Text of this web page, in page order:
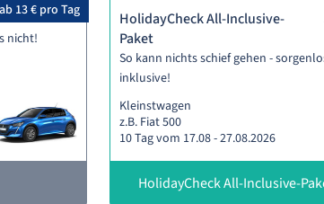
ab 13 € pro Tag
nicht!
HolidayCheck All-Inclusive-
Paket
So kann nichts schief gehen -
inklusive!
Kleinstwagen
z.B. Fiat 500
10 Tag vom 17.08 - 27.08.2026
HolidayCheck All-Inclusive-